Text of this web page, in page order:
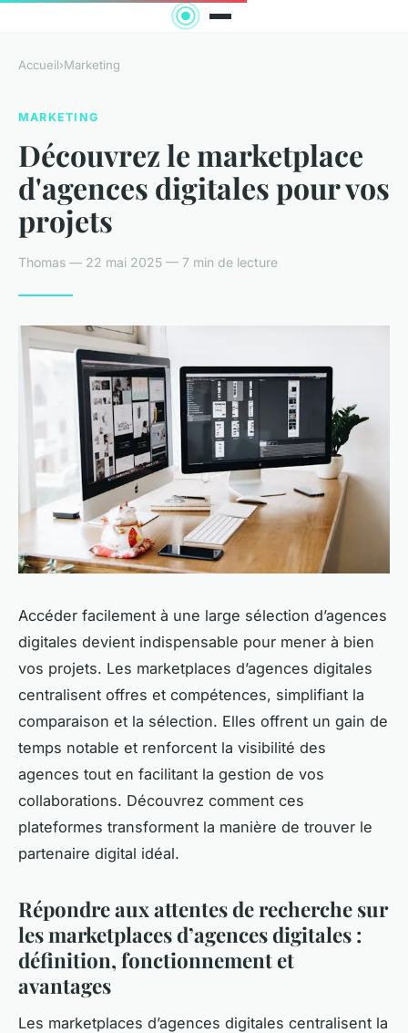
Accueil›Marketing
MARKETING
Découvrez le marketplace
d'agences digitales pour vos
projets
Thomas — 22 mai 2025 — 7 min de lecture
Accéder facilement à une large sélection d’agences
digitales devient indispensable pour mener à bien
vos projets. Les marketplaces d’agences digitales
centralisent offres et compétences, simplifiant la
comparaison et la sélection. Elles offrent un gain de
temps notable et renforcent la visibilité des
agences tout en facilitant la gestion de vos
collaborations. Découvrez comment ces
plateformes transforment la manière de trouver le
partenaire digital idéal.
Répondre aux attentes de recherche sur
les marketplaces d’agences digitales :
définition, fonctionnement et
avantages
Les marketplaces d’agences digitales centralisent la